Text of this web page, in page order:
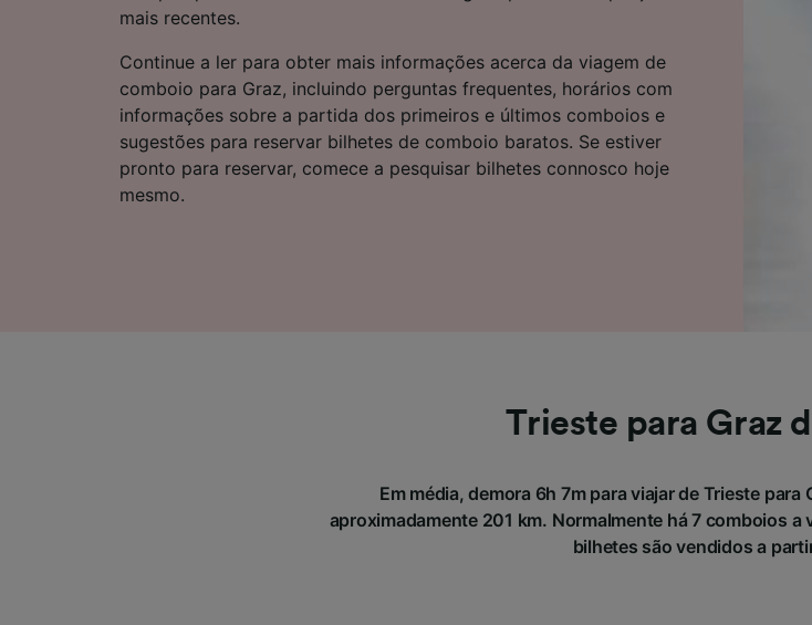
mais recentes.
Continue a ler para obter mais informações acerca da viagem de
comboio para Graz, incluindo perguntas frequentes, horários com
informações sobre a partida dos primeiros e últimos comboios e
sugestões para reservar bilhetes de comboio baratos. Se estiver
pronto para reservar, comece a pesquisar bilhetes connosco hoje
mesmo.
Trieste para Graz
Em média, demora 6h 7m para viajar de Trieste
aproximadamente 201 km. Normalmente há 7 comboios a
bilhetes são vendidos a